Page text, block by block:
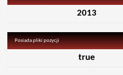
2013
Posiada pliki pozycji
true